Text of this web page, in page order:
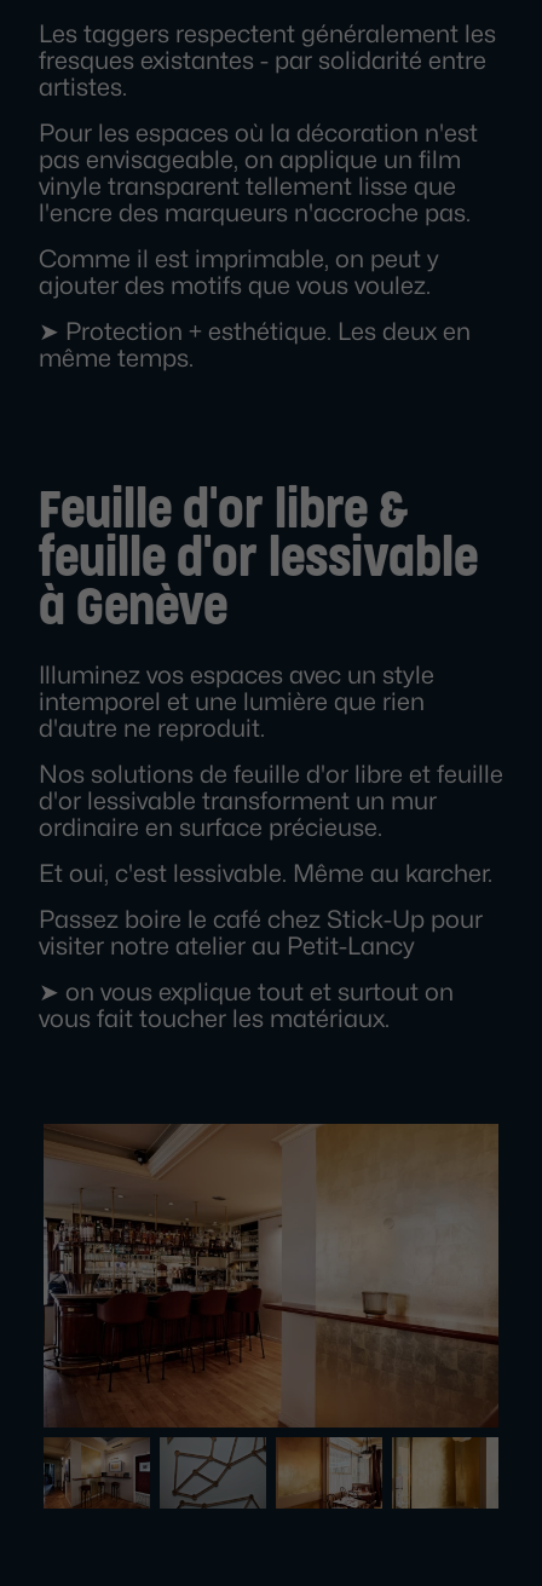
Les taggers respectent généralement les
fresques existantes - par solidarité entre
artistes.
Pour les espaces où la décoration n'est
pas envisageable, on applique un film
vinyle transparent tellement lisse que
l'encre des marqueurs n'accroche pas.
Comme il est imprimable, on peut y
ajouter des motifs que vous voulez.
➤ Protection + esthétique. Les deux en
même temps.
Feuille d'or libre &
feuille d'or lessivable
à Genève
Illuminez vos espaces avec un style
intemporel et une lumière que rien
d'autre ne reproduit.
Nos solutions de feuille d'or libre et feuille
d'or lessivable transforment un mur
ordinaire en surface précieuse.
Et oui, c'est lessivable. Même au karcher.
Passez boire le café chez Stick-Up pour
visiter notre atelier au Petit-Lancy
➤ on vous explique tout et surtout on
vous fait toucher les matériaux.